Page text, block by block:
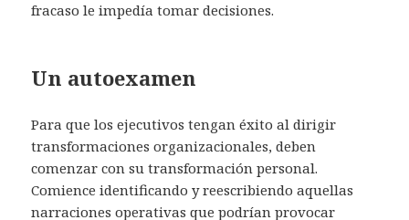
fracaso le impedía tomar decisiones.
Un autoexamen
Para que los ejecutivos tengan éxito al dirigir
transformaciones organizacionales, deben
comenzar con su transformación personal.
Comience identificando y reescribiendo aquellas
narraciones operativas que podrían provocar